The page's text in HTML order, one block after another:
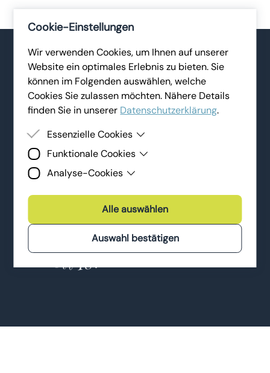
REFERENZEN
Unsere Kund:innen
Für unsere Kund:innen gehen wir oft die Extrameile.
Das spiegelt sich in der gelungenen Zusammenarbeit
Cookie-Einstellungen
Wir verwenden Cookies, um Ihnen auf unserer
Website ein optimales Erlebnis zu bieten. Sie
können im Folgenden auswählen, welche
Cookies Sie zulassen möchten. Nähere Details
finden Sie in unserer Datenschutzerklärung.
Essenzielle Cookies
Essenzielle Cookies sind Cookies, welche für die
werden. Ohne diese Cookies kann die Website
Funktionale Cookies
Funktionale Cookies erlauben es uns, Ihnen
Webseite bereitzustellen und Ihnen einen
reibungslosen Website-Besuch zu ermöglichen.
Analyse-Cookies
Analyse und Verbesserung der Webseiten der
Bevorzugt verwenden wir dafür Tools, die keine
Daten außerhalb der Europäischen Union
Alle auswählen
Auswahl bestätigen